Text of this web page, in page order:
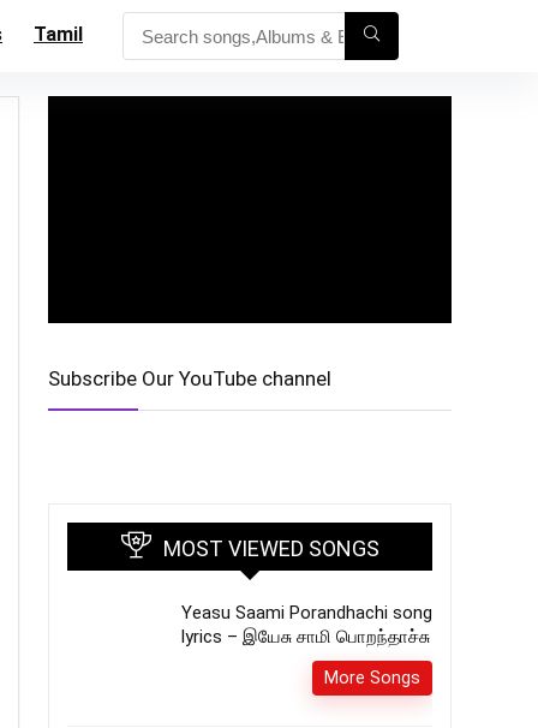
Tamil
Subscribe Our YouTube channel
MOST VIEWED SONGS
Yeasu Saami Porandhachi song
lyrics – இயேசு சாமி பொறந்தாச்சு
More Songs